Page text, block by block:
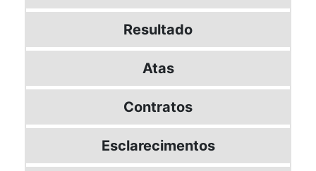
Resultado
Atas
Contratos
Esclarecimentos